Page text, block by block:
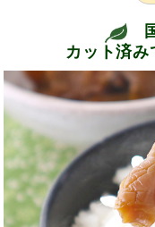
カット済